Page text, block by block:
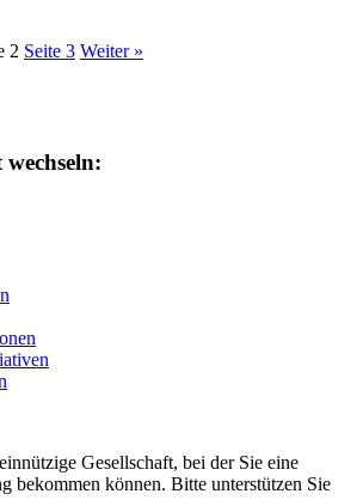
2 Seite 3 Weiter »
Gesellschaft, bei der Sie eine
bekommen können. Bitte unterstützen Sie